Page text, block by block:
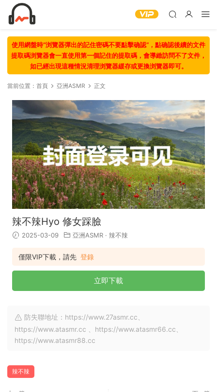
使用網盤時“浏覽器彈出的記住密碼不要點擊确認“，點确認後續的文件
提取碼浏覽器會一直使用第一個記住的提取碼，會導緻訪問不了文件，
如已經出現這種情況清理浏覽器緩存或更換浏覽器即可。
當前位置： 首頁 亞洲ASMR 正文
辣不辣Hyo 修女踩臉
2025-03-09 亞洲ASMR · 辣不辣
僅限VIP下載，請先 登錄
立即下載
防失聯地址：https://www.27asmr.cc、
https://www.atasmr.cc 、https://www.atasmr66.cc、
https://www.atasmr88.cc
辣不辣